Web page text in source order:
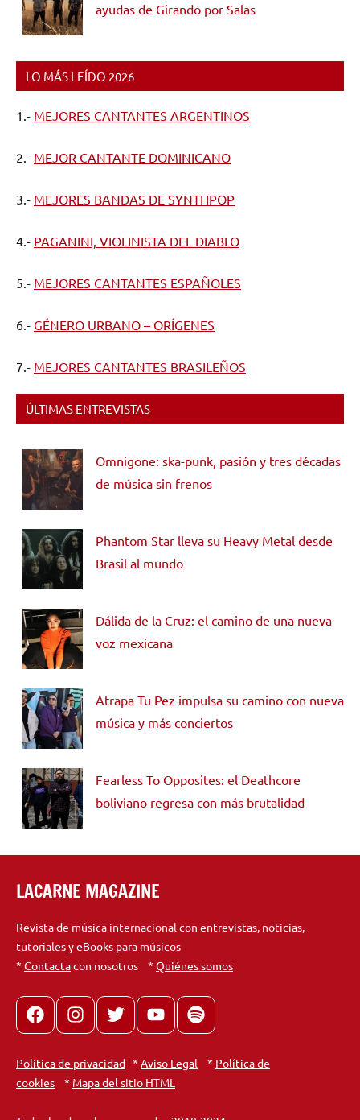
ayudas de Girando por Salas
LO MÁS LEÍDO 2026
1.- MEJORES CANTANTES ARGENTINOS
2.- MEJOR CANTANTE DOMINICANO
3.- MEJORES BANDAS DE SYNTHPOP
4.- PAGANINI, VIOLINISTA DEL DIABLO
5.- MEJORES CANTANTES ESPAÑOLES
6.- GÉNERO URBANO – ORÍGENES
7.- MEJORES CANTANTES BRASILEÑOS
ÚLTIMAS ENTREVISTAS
Omnigone: ska-punk, pasión y tres décadas
de música sin frenos
Phantom Star lleva su Heavy Metal desde
Brasil al mundo
Dálida de la Cruz: el camino de una nueva
voz mexicana
Atrapa Tu Pez impulsa su camino con nueva
música y más conciertos
Fearless To Opposites: el Deathcore
boliviano regresa con más brutalidad
LACARNE MAGAZINE
Revista de música internacional con entrevistas, noticias,
tutoriales y eBooks para músicos
* Contactacon nosotros * Quiénes somos
FacebookInstagram
X youtubespotify
Política de privacidad * Aviso Legal * Política de
cookies * Mapa del sitio HTML